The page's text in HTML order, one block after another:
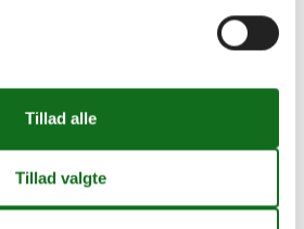
terrasse
og placering på